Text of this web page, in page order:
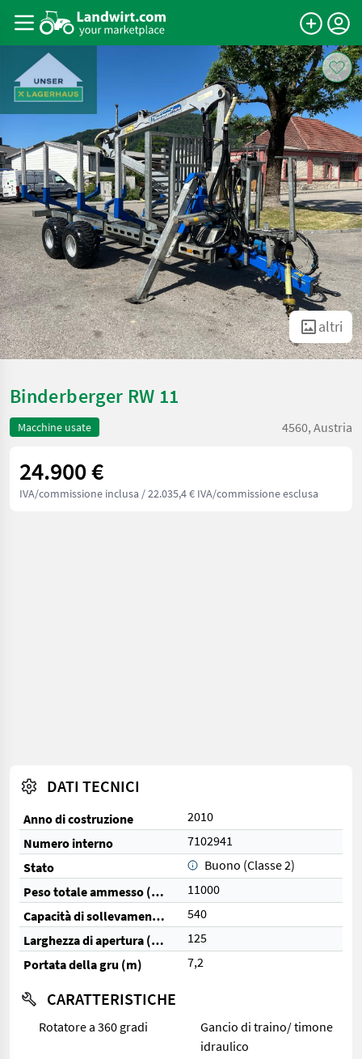
altri
Binderberger RW 11
Macchine usate 4560, Austria
24.900 €
IVA/commissione inclusa / 22.035,4 € IVA/commissione esclusa
DATI TECNICI
Anno di costruzione
2010
Numero interno
7102941
Stato
Buono (Classe 2)
Peso totale ammesso (kg)
11000
Capacità di sollevamento (kg)
540
Larghezza di apertura (cm)
125
Portata della gru (m)
7,2
CARATTERISTICHE
Rotatore a 360 gradi
Gancio di traino/ timone
idraulico